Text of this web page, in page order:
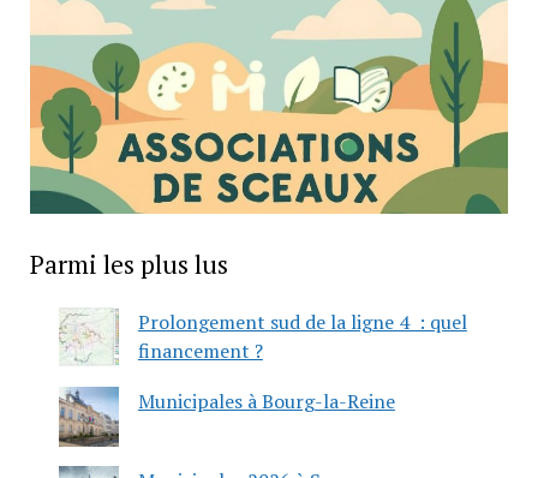
Parmi les plus lus
Prolongement sud de la ligne 4 : quel
financement ?
Municipales à Bourg-la-Reine